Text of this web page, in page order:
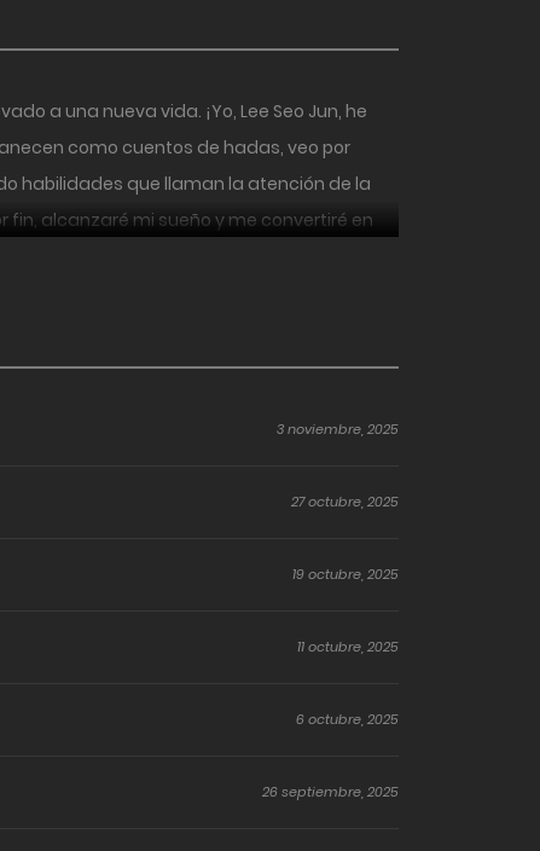
a una nueva vida. ¡Yo, Lee Seo Jun, he
como cuentos de hadas, veo por
habilidades que llaman la atención de la
fin, alcanzaré mi sueño y me convertiré en
3 noviembre, 2025
27 octubre, 2025
19 octubre, 2025
11 octubre, 2025
6 octubre, 2025
26 septiembre, 2025